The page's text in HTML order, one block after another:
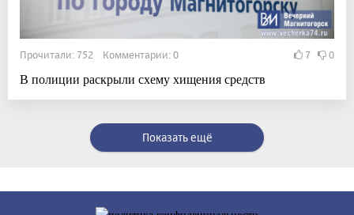
Прочитали: 752 Комментарии: 0 7 0
В полиции раскрыли схему хищения средств
Показать ещё